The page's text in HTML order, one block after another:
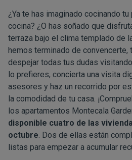
¿Ya te has imaginado cocinando
cocina? ¿O has soñado que
terraza bajo el clima templado de
hemos terminado de convencerte,
despejar todas tus dudas
lo prefieres, concierta una visita
asesores y haz un recorrido por
la comodidad de tu casa.
los apartamentos Montecala
disponible cuatro de las
octubre . Dos de ellas están
listas para empezar a acumular